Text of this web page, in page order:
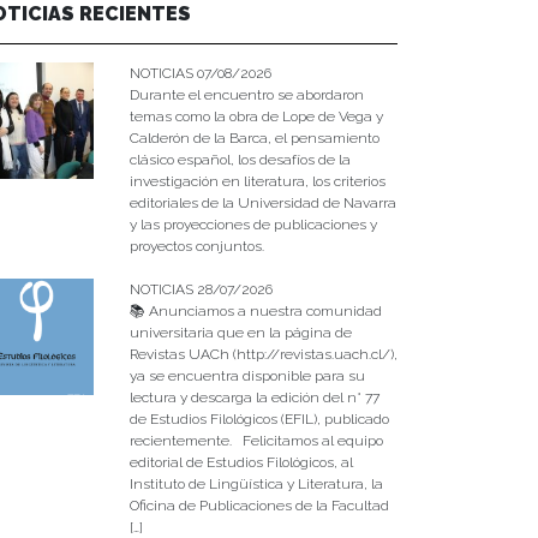
RECIENTES
NOTICIAS 07/08/2026
Durante el encuentro se abordaron
temas como la obra de Lope de Vega y
Calderón de la Barca, el pensamiento
clásico español, los desafíos de la
investigación en literatura, los criterios
editoriales de la Universidad de Navarra
y las proyecciones de publicaciones y
proyectos conjuntos.
NOTICIAS 28/07/2026
📚 Anunciamos a nuestra comunidad
universitaria que en la página de
Revistas UACh (http://revistas.uach.cl/),
ya se encuentra disponible para su
lectura y descarga la edición del n° 77
de Estudios Filológicos (EFIL), publicado
recientemente. Felicitamos al equipo
editorial de Estudios Filológicos, al
Instituto de Lingüística y Literatura, la
Oficina de Publicaciones de la Facultad
[…]